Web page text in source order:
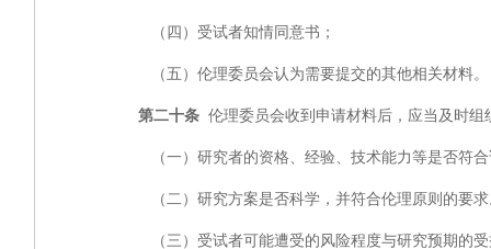
（四）受试者知情同意书；
（五）伦理委员会认为需要提交的其他相关材料。
第二十条 伦理委员会收到申请材料后，应当及时
（一）研究者的资格、经验、技术能力等是否符合
（二）研究方案是否科学，并符合伦理原则的要求
（三）受试者可能遭受的风险程度与研究预期的受